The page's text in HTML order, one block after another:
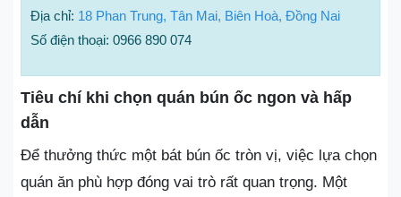
Địa chỉ: 18 Phan Trung, Tân Mai, Biên Hoà, Đồng Nai
Số điện thoại: 0966 890 074
Tiêu chí khi chọn quán bún ốc ngon và hấp
dẫn
Để thưởng thức một bát bún ốc tròn vị, việc lựa chọn
quán ăn phù hợp đóng vai trò rất quan trọng. Một